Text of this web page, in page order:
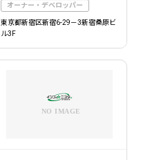
オーナー・デベロッパー
東京都新宿区新宿6-29－3新宿桑原ビ
ル3F